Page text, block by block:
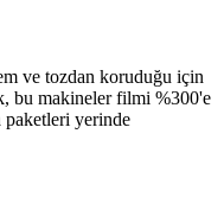
ve tozdan koruduğu için
bu makineler filmi %300'e
paketleri yerinde